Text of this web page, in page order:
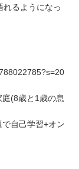
れるようになっ
(8歳と1歳の息
自己学習+オン